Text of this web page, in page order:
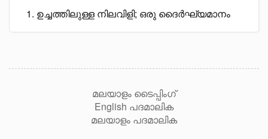
ഉച്ചത്തിലുള്ള നിലവിളി; ഒരു ദൈർഘ്യമാനം
മലയാളം ടൈപ്പിംഗ്
English പദമാലിക
മലയാളം പദമാലിക